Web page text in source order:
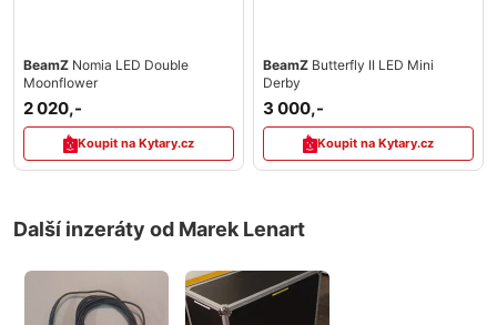
BeamZ Nomia LED Double
Moonflower
2 020,-
Koupit na Kytary.cz
BeamZ Butterfly II LED Mini
Derby
3 000,-
Koupit na Kytary.cz
Další inzeráty od Marek Lenart